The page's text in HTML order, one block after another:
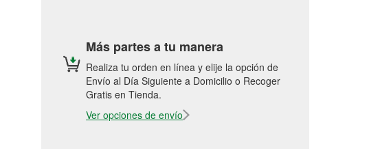
Más partes a tu manera
Realiza tu orden en línea y elije la opción de
Envío al Día Siguiente a Domicilio o Recoger
Gratis en Tienda.
Ver opciones de envío